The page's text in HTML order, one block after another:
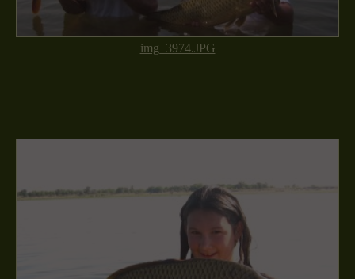
img_3974.JPG